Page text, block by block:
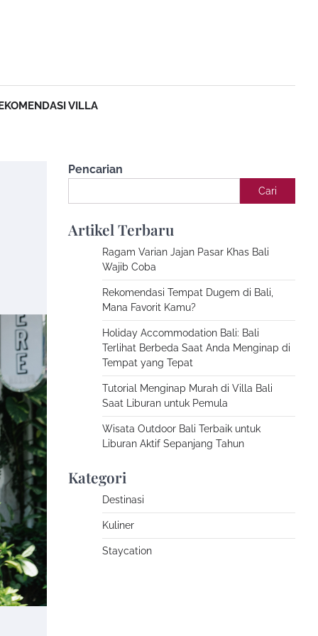
VILLA
Pencarian
Cari
Artikel Terbaru
Ragam Varian Jajan Pasar Khas Bali
Wajib Coba
Rekomendasi Tempat Dugem di Bali,
Mana Favorit Kamu?
Holiday Accommodation Bali: Bali
Terlihat Berbeda Saat Anda Menginap di
Tempat yang Tepat
Tutorial Menginap Murah di Villa Bali
Saat Liburan untuk Pemula
Wisata Outdoor Bali Terbaik untuk
Liburan Aktif Sepanjang Tahun
Kategori
Destinasi
Kuliner
Staycation